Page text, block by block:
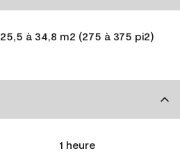
25,5 à 34,8 m2 (275 à 375 pi2)
1 heure